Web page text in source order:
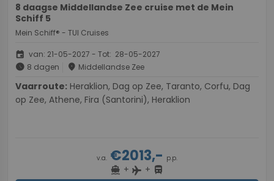
8 daagse Middellandse Zee cruise met de Mein
Schiff 5
Mein Schiff® - TUI Cruises
event van: 21-05-2027 - Tot: 28-05-2027
schedule 8 dagen place Middellandse Zee
Vaarroute:
op Zee, Athene, Fira (Santorini), Heraklion
v.a. €2013,- p.p.
directions_boat + flight + directions_bus